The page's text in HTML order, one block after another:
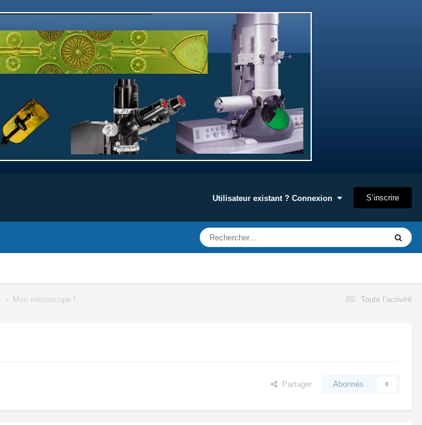
Utilisateur existant ? Connexion S’inscrire
Toute l’activité
Mon microscope !
Partager Abonnés 0